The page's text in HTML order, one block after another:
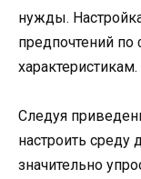
нужды.
предпочтений
характеристикам.
Следуя
настроить среду
значительно